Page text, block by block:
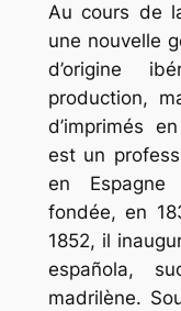
Au cours de
une nouvelle
d’origine
production,
d’imprimés
est un
en
fondée, en
1852, il
española,
madrilène.